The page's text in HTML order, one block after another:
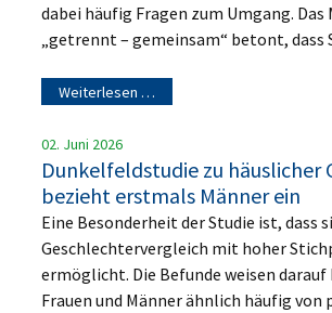
dabei häufig Fragen zum Umgang. Das
„getrennt – gemeinsam“ betont, dass
Weiterlesen …
02. Juni 2026
Dunkelfeldstudie zu häuslicher
bezieht erstmals Männer ein
Eine Besonderheit der Studie ist, dass
Geschlechtervergleich mit hoher
ermöglicht. Die Befunde weisen darauf
Frauen und Männer ähnlich häufig von